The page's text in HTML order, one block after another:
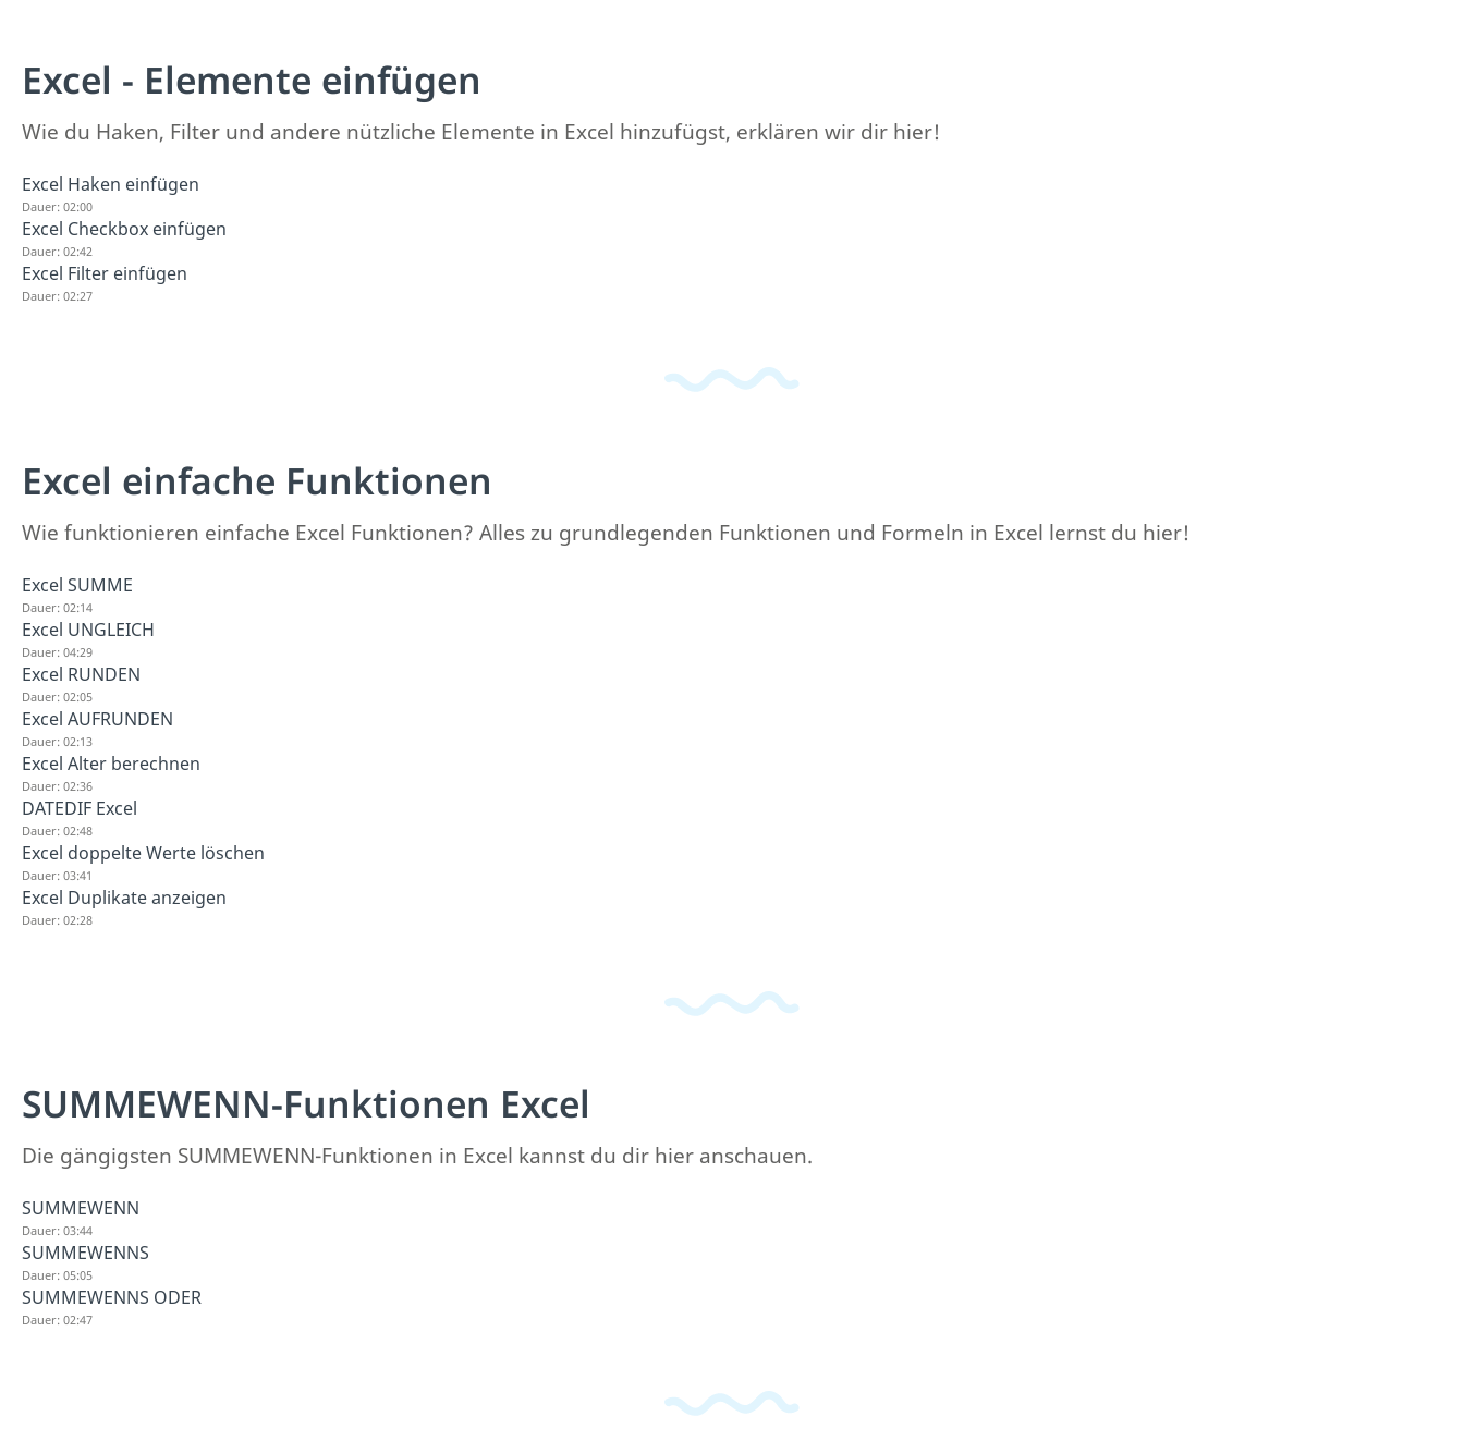
Excel - Elemente einfügen
Wie du Haken, Filter und andere nützliche Elemente in Excel hinzufügst, erklären wir dir hier!
Excel Haken einfügen
Dauer: 02:00
Excel Checkbox einfügen
Dauer: 02:42
Excel Filter einfügen
Dauer: 02:27
Excel einfache Funktionen
Wie funktionieren einfache Excel Funktionen? Alles zu grundlegenden Funktionen und Formeln in Excel lernst du hier!
Excel SUMME
Dauer: 02:14
Excel UNGLEICH
Dauer: 04:29
Excel RUNDEN
Dauer: 02:05
Excel AUFRUNDEN
Dauer: 02:13
Excel Alter berechnen
Dauer: 02:36
DATEDIF Excel
Dauer: 02:48
Excel doppelte Werte löschen
Dauer: 03:41
Excel Duplikate anzeigen
Dauer: 02:28
SUMMEWENN-Funktionen Excel
Die gängigsten SUMMEWENN-Funktionen in Excel kannst du dir hier anschauen.
SUMMEWENN
Dauer: 03:44
SUMMEWENNS
Dauer: 05:05
SUMMEWENNS ODER
Dauer: 02:47